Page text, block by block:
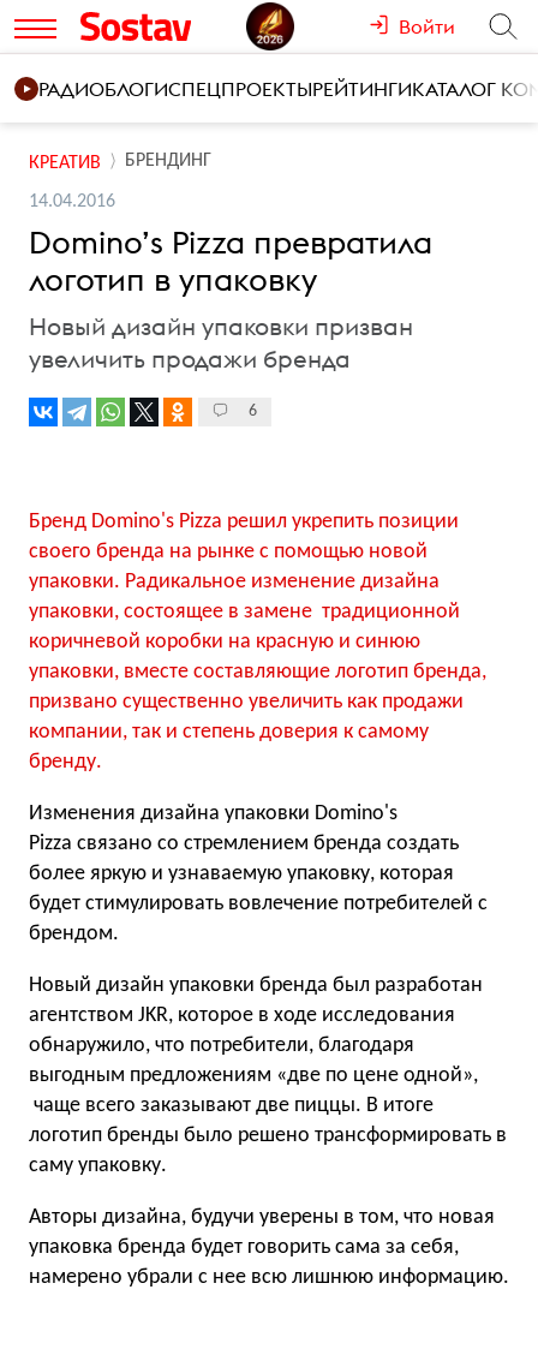
Войти
РАДИОБЛОГИСПЕЦПРОЕКТЫРЕЙТИНГИКАТАЛОГ
КРЕАТИВ БРЕНДИНГ
14.04.2016
Domino’s Pizza превратила
логотип в упаковку
Новый дизайн упаковки призван
увеличить продажи бренда
6
Бренд Domino's Pizza решил укрепить позиции
своего бренда на рынке с помощью новой
упаковки. Радикальное изменение дизайна
упаковки, состоящее в замене традиционной
коричневой коробки на красную и синюю
упаковки, вместе составляющие логотип бренда,
призвано существенно увеличить как продажи
компании, так и степень доверия к самому
бренду.
Изменения дизайна упаковки Domino's
Pizza связано со стремлением бренда создать
более яркую и узнаваемую упаковку, которая
будет стимулировать вовлечение потребителей с
брендом.
Новый дизайн упаковки бренда был разработан
агентством JKR, которое в ходе исследования
обнаружило, что потребители, благодаря
выгодным предложениям «две по цене одной»,
чаще всего заказывают две пиццы. В итоге
логотип бренды было решено трансформировать в
саму упаковку.
Авторы дизайна, будучи уверены в том, что новая
упаковка бренда будет говорить сама за себя,
намерено убрали с нее всю лишнюю информацию.